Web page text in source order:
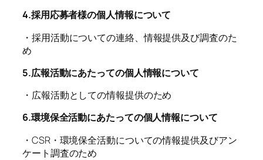
4.採用応募者様の個人情報について
・採用活動についての連絡、情報提供及び調査のた
め
5.広報活動にあたっての個人情報について
・広報活動としての情報提供のため
6.環境保全活動にあたっての個人情報について
・CSR・環境保全活動についての情報提供及びアン
ケート調査のため